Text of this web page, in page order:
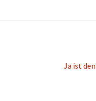
Nächster
Ja ist